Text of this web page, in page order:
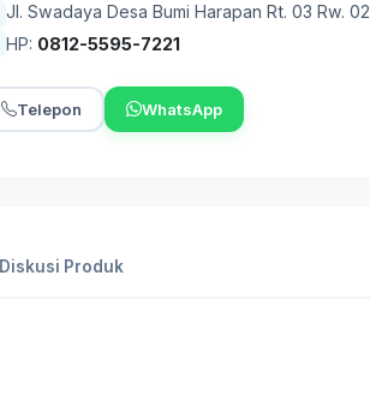
Jl. Swadaya Desa Bumi Harapan Rt. 03 Rw. 02
HP: 0812-5595-7221
Telepon WhatsApp
Diskusi Produk